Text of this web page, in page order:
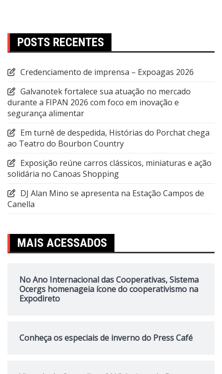
POSTS RECENTES
Credenciamento de imprensa – Expoagas 2026
Galvanotek fortalece sua atuação no mercado
durante a FIPAN 2026 com foco em inovação e
segurança alimentar
Em turnê de despedida, Histórias do Porchat chega
ao Teatro do Bourbon Country
Exposição reúne carros clássicos, miniaturas e ação
solidária no Canoas Shopping
DJ Alan Mino se apresenta na Estação Campos de
Canella
MAIS ACESSADOS
No Ano Internacional das Cooperativas, Sistema
Ocergs homenageia ícone do cooperativismo na
Expodireto
Conheça os especiais de inverno do Press Café